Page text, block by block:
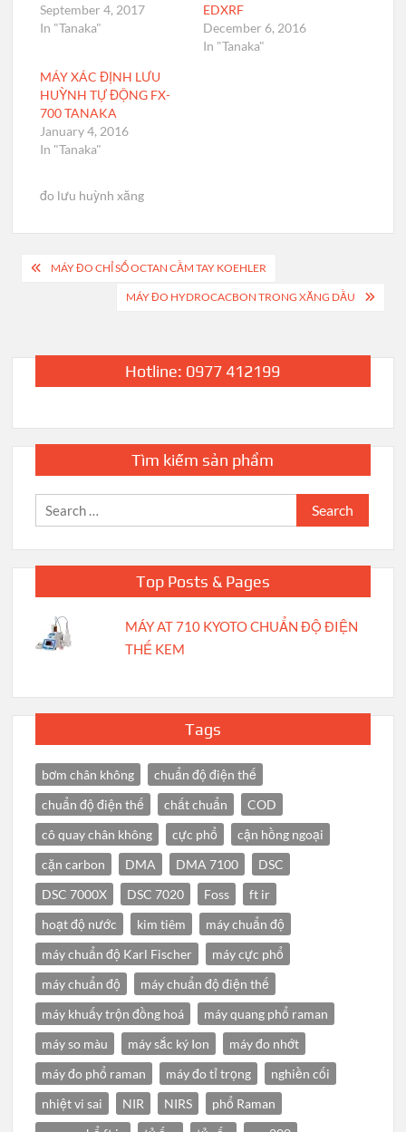
September 4, 2017
In "Tanaka"
EDXRF
December 6, 2016
In "Tanaka"
MÁY XÁC ĐỊNH LƯU
HUỲNH TỰ ĐỘNG FX-
700 TANAKA
January 4, 2016
In "Tanaka"
đo lưu huỳnh xăng
Post
navigation
MÁY ĐO CHỈ SỐ OCTAN CẦM TAY KOEHLER
MÁY ĐO HYDROCACBON TRONG XĂNG DẦU
Hotline: 0977 412199
Tìm kiếm sản phẩm
Search
for:
Top Posts & Pages
MÁY AT 710 KYOTO CHUẨN ĐỘ ĐIỆN
THẾ KEM
Tags
bơm chân không
chuẩn độ điện thế
chuẩn độ điện thế
chất chuẩn
COD
cô quay chân không
cực phổ
cận hồng ngoại
cặn carbon
DMA DMA 7100
DSC
DSC 7000X
DSC 7020 Foss
ft ir
hoạt độ nước
kim tiêm
máy chuẩn độ
máy chuẩn độ Karl Fischer
máy cực phổ
máy chuẩn độ
máy chuẩn độ điện thế
máy khuấy trộn đồng hoá
máy quang phổ raman
máy so màu
máy sắc ký Ion
máy đo nhớt
máy đo phổ raman
máy đo tỉ trọng
nghiền cối
nhiệt vi sai
NIR NIRS
phổ Raman